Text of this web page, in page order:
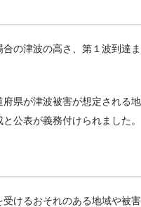
の津波の高さ、第１波到達
県が津波被害が想定される
公表が義務付けられました。
けるおそれのある地域や被